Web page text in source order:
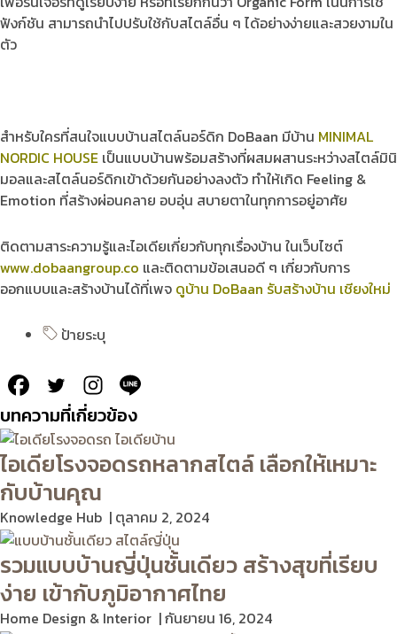
ฟังก์ชัน สามารถนำไปปรับใช้กับสไตล์อื่น ๆ ได้อย่างง่ายและสวยงามใน
ตัว
สำหรับใครที่สนใจแบบบ้านสไตล์นอร์ดิก DoBaan มีบ้าน MINIMAL
NORDIC HOUSE เป็นแบบบ้านพร้อมสร้างที่ผสมผสานระหว่างสไตล์มินิ
มอลและสไตล์นอร์ดิกเข้าด้วยกันอย่างลงตัว ทำให้เกิด Feeling &
Emotion ที่สร้างผ่อนคลาย อบอุ่น สบายตาในทุกการอยู่อาศัย
ติดตามสาระความรู้และไอเดียเกี่ยวกับทุกเรื่องบ้าน ในเว็บไซต์
www.dobaangroup.co และติดตามข้อเสนอดี ๆ เกี่ยวกับการ
ออกแบบและสร้างบ้านได้ที่เพจ ดูบ้าน DoBaan รับสร้างบ้าน เชียงใหม่
ป้ายระบุ
บทความที่เกี่ยวข้อง
ไอเดียโรงจอดรถหลากสไตล์ เลือกให้เหมาะ
กับบ้านคุณ
Knowledge Hub ตุลาคม 2, 2024
รวมแบบบ้านญี่ปุ่นชั้นเดียว สร้างสุขที่เรียบ
ง่าย เข้ากับภูมิอากาศไทย
Home Design & Interior กันยายน 16, 2024